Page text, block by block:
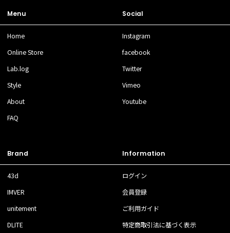
Menu
Home
Online Store
Lab.log
Style
About
FAQ
Brand
43d
IMVER
unitement
DLITE
Social
Instagram
facebook
Twitter
Vimeo
Youtube
Information
ログイン
会員登録
ご利用ガイド
特定商取引法に基づく表示